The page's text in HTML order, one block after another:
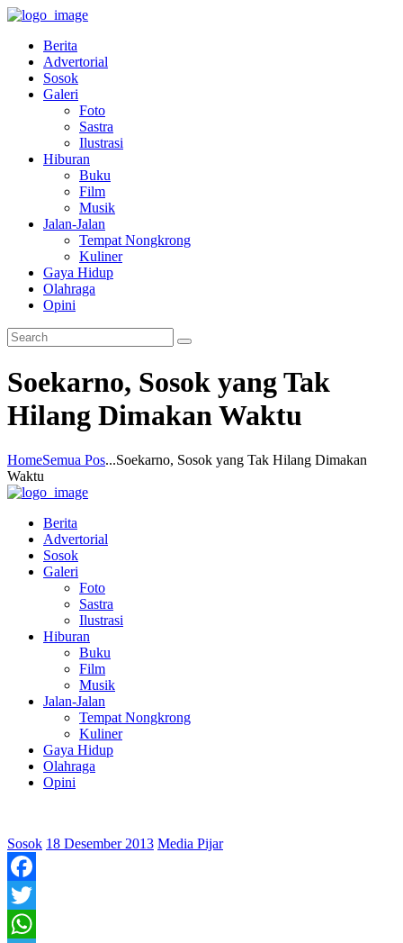
Berita
Advertorial
Sosok
Galeri
Foto
Sastra
Ilustrasi
Hiburan
Buku
Film
Musik
Jalan-Jalan
Tempat Nongkrong
Kuliner
Gaya Hidup
Olahraga
Opini
Soekarno, Sosok yang Tak
Hilang Dimakan Waktu
HomeSemua Pos...Soekarno, Sosok yang Tak Hilang Dimakan
Waktu
Berita
Advertorial
Sosok
Galeri
Foto
Sastra
Ilustrasi
Hiburan
Buku
Film
Musik
Jalan-Jalan
Tempat Nongkrong
Kuliner
Gaya Hidup
Olahraga
Opini
Sosok 18 Desember 2013 Media Pijar
Facebook
Twitter